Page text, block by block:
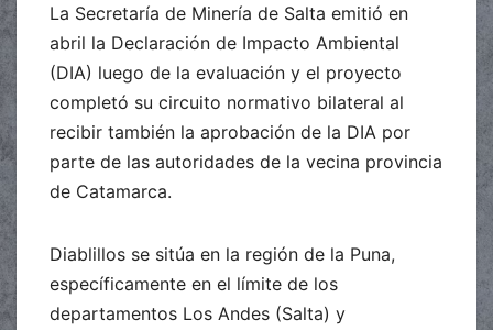
La Secretaría de Minería de Salta emitió en
abril la Declaración de Impacto Ambiental
(DIA) luego de la evaluación y el proyecto
completó su circuito normativo bilateral al
recibir también la aprobación de la DIA por
parte de las autoridades de la vecina provincia
de Catamarca.
Diablillos se sitúa en la región de la Puna,
específicamente en el límite de los
departamentos Los Andes (Salta) y